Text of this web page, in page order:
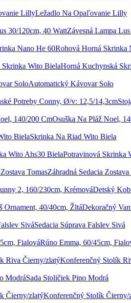
Ležadlo Na Opaľovanie Lilly
Závesná Lampa
Rohová Horná Skrinka
Horná Kuchynská
Automatický Kávovar Solo
Osuška Na Pláž Noel,
Skrinka Na Riad Wito Biela
Potravinová Skrinka
Záhradná Sedacia Zostava
Detský
Dekoračný
Sedacia Súprava Falslev Sivá
Rúno Emma, 60/45cm,
Konferenčný Stolík
Sada Stoličiek Pino Modrá
Konferenčný Stolík Čierny/